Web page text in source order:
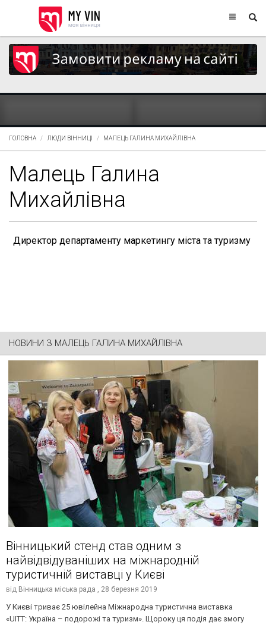
ГОЛОВНА ЛЮДИ ВІННИЦІ МАЛЕЦЬ ГАЛИНА МИХАЙЛІВНА
Малець Галина
Михайлівна
Директор департаменту маркетингу міста та туризму
НОВИНИ З МАЛЕЦЬ ГАЛИНА МИХАЙЛІВНА
Вінницький стенд став одним з
найвідвідуваніших на міжнародній
туристичній виставці у Києві
від Вінницька міська рада , 28 березня 2019
У Києві триває 25 ювілейна Міжнародна туристична виставка
«UITT: Україна – подорожі та туризм». Щороку ця подія дає змогу